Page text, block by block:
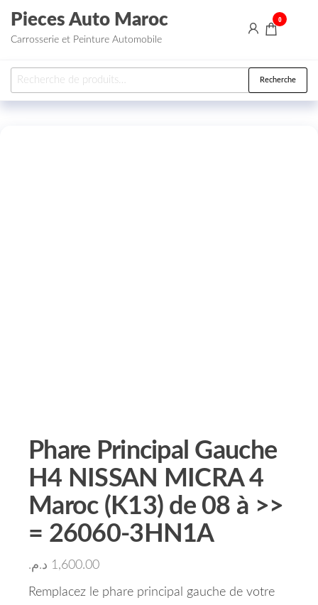
Aller au contenu
Pieces Auto Maroc
Carrosserie et Peinture Automobile
0
Recherche pour : Recherche
Phare Principal Gauche
H4 NISSAN MICRA 4
Maroc (K13) de 08 à >>
= 26060-3HN1A
1,600.00 د.م.
Remplacez le phare principal gauche de votre